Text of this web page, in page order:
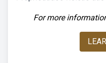
For more